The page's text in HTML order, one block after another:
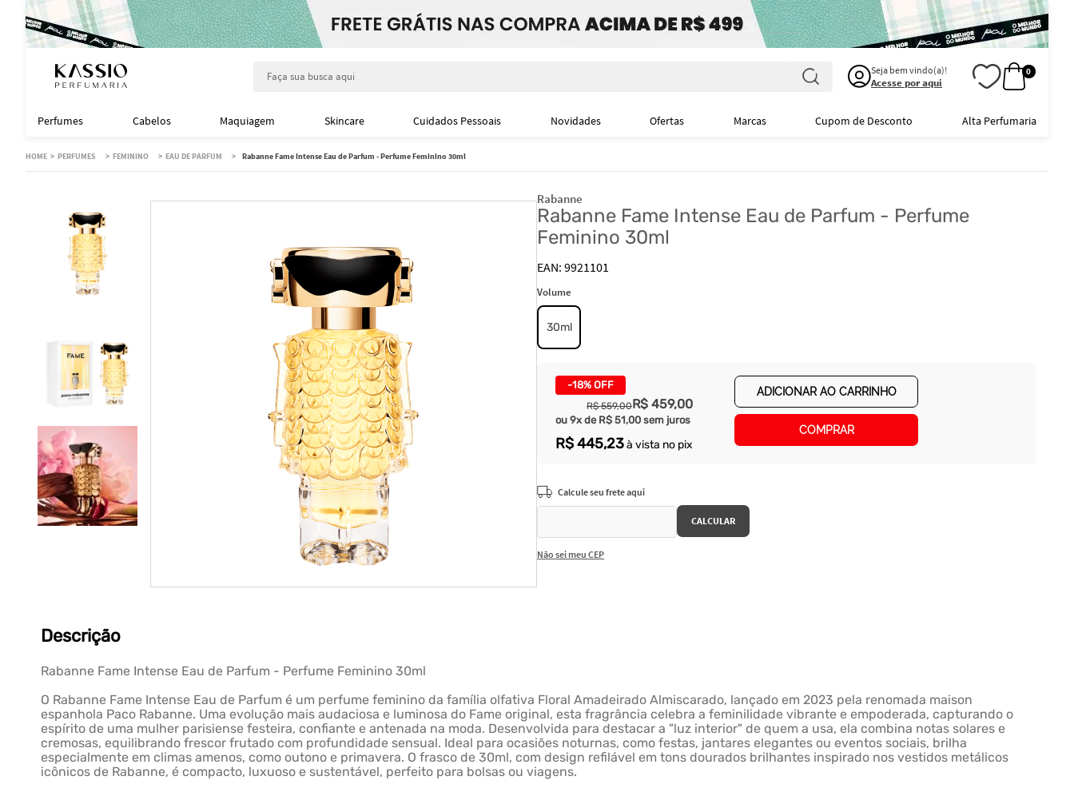
Seja bem vindo(a)!
Acesse por aqui
0
Perfumes Cabelos Maquiagem Skincare Cuidados Pessoais Novidades Ofertas Marcas Cupom de Desconto Alta Perfumaria
PERFUMES FEMININO EAU DE PARFUM Rabanne Fame Intense Eau de Parfum - Perfume Feminino 30ml
Rabanne
Rabanne Fame Intense Eau de Parfum - Perfume
Feminino 30ml
9921101
Volume
30ml
-18% OFF
R$ 459,00
R$ 559,00
ou 9x de R$ 51,00 sem juros
R$445,23à vista no pix
ADICIONAR AO CARRINHO
COMPRAR
Não sei meu CEP
Descrição
Rabanne Fame Intense Eau de Parfum - Perfume Feminino 30ml
O Rabanne Fame Intense Eau de Parfum é um perfume feminino da família olfativa Floral Amadeirado Almiscarado, lançado em 2023 pela renomada maison
espanhola Paco Rabanne. Uma evolução mais audaciosa e luminosa do Fame original, esta fragrância celebra a feminilidade vibrante e empoderada, capturando o
espírito de uma mulher parisiense festeira, confiante e antenada na moda. Desenvolvida para destacar a "luz interior" de quem a usa, ela combina notas solares e
cremosas, equilibrando frescor frutado com profundidade sensual. Ideal para ocasiões noturnas, como festas, jantares elegantes ou eventos sociais, brilha
especialmente em climas amenos, como outono e primavera. O frasco de 30ml, com design refilável em tons dourados brilhantes inspirado nos vestidos metálicos
icônicos de Rabanne, é compacto, luxuoso e sustentável, perfeito para bolsas ou viagens.